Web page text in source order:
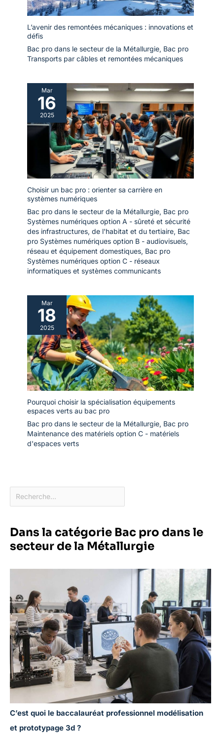
L’avenir des remontées mécaniques : innovations et
défis
Bac pro dans le secteur de la Métallurgie, Bac pro
Transports par câbles et remontées mécaniques
Mar
16
2025
Choisir un bac pro : orienter sa carrière en
systèmes numériques
Bac pro dans le secteur de la Métallurgie, Bac pro
Systèmes numériques option A - sûreté et sécurité
des infrastructures, de l'habitat et du tertiaire, Bac
pro Systèmes numériques option B - audiovisuels,
réseau et équipement domestiques, Bac pro
Systèmes numériques option C - réseaux
informatiques et systèmes communicants
Mar
18
2025
Pourquoi choisir la spécialisation équipements
espaces verts au bac pro
Bac pro dans le secteur de la Métallurgie, Bac pro
Maintenance des matériels option C - matériels
d'espaces verts
Dans la catégorie Bac pro dans le
secteur de la Métallurgie
C’est quoi le baccalauréat professionnel modélisation
et prototypage 3d ?